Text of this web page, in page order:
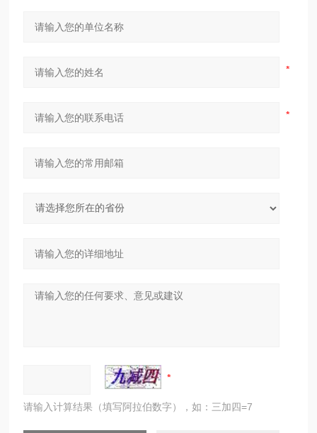
请输入计算结果（填写阿拉伯数字），如：三加四=7